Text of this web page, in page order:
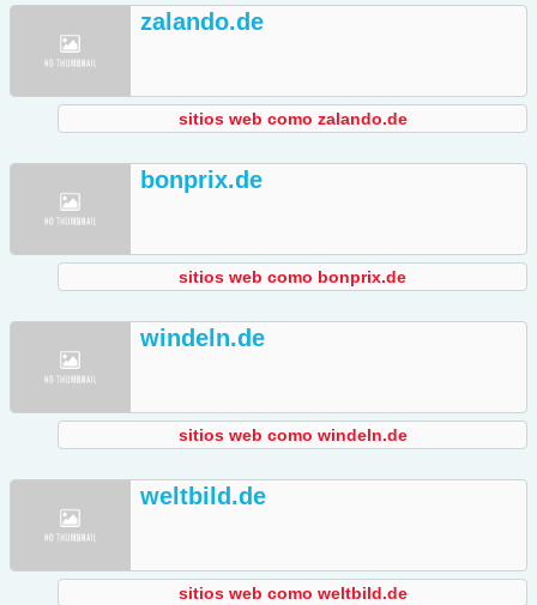
zalando.de
sitios web como zalando.de
bonprix.de
sitios web como bonprix.de
windeln.de
sitios web como windeln.de
weltbild.de
sitios web como weltbild.de